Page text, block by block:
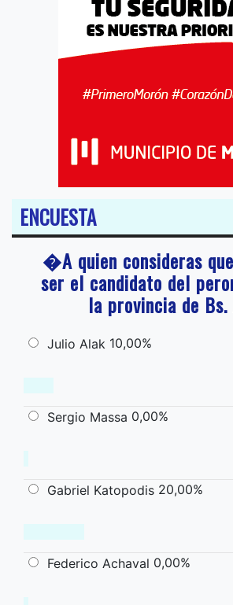
ENCUESTA
�A quien consideras
ser el candidato del
la provincia de Bs.
Julio Alak 10,00%
Sergio Massa 0,00%
Gabriel Katopodis 20,00%
Federico Achaval 0,00%